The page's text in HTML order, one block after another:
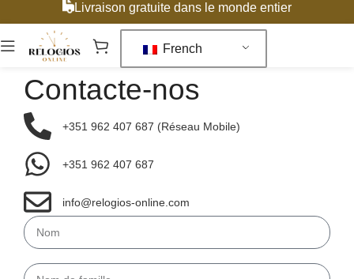
Livraison gratuite dans le monde entier
French
Contacte-nos
+351 962 407 687 (Réseau Mobile)
+351 962 407 687
info@relogios-online.com